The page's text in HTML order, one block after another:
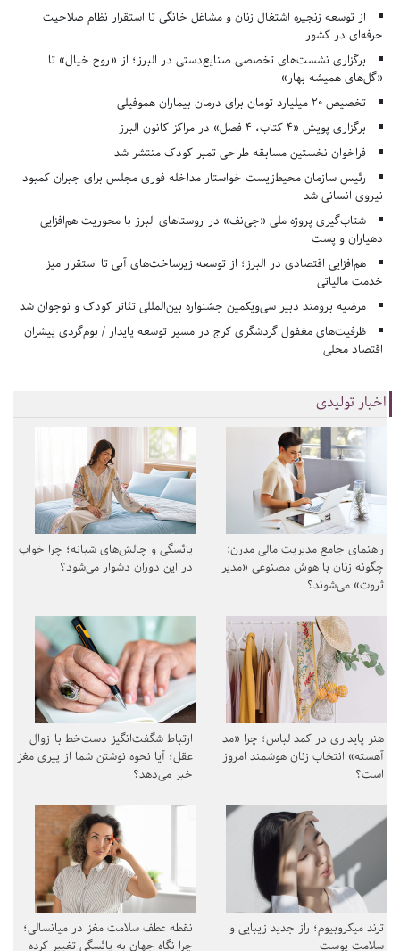
از توسعه زنجیره اشتغال زنان و مشاغل خانگی تا استقرار نظام صلاحیت
حرفه‌ای در کشور
برگزاری نشست‌های تخصصی صنایع‌دستی در البرز؛ از «روح خیال» تا
«گل‌های همیشه بهار»
تخصیص ۲۰ میلیارد تومان برای درمان بیماران هموفیلی
برگزاری پویش «۴ کتاب، ۴ فصل» در مراکز کانون البرز
فراخوان نخستین مسابقه طراحی تمبر کودک منتشر شد
رئیس سازمان محیط‌زیست خواستار مداخله فوری مجلس برای جبران کمبود
نیروی انسانی شد
شتاب‌گیری پروژه ملی «جی‌نف» در روستاهای البرز با محوریت هم‌افزایی
دهیاران و پست
هم‌افزایی اقتصادی در البرز؛ از توسعه زیرساخت‌های آبی تا استقرار میز
خدمت مالیاتی
مرضیه برومند دبیر سی‌ویکمین جشنواره بین‌المللی تئاتر کودک و نوجوان شد
ظرفیت‌های مغفول گردشگری کرج در مسیر توسعه پایدار / بوم‌گردی پیشران
اقتصاد محلی
اخبار تولیدی
راهنمای جامع مدیریت مالی مدرن:
چگونه زنان با هوش مصنوعی «مدیر
ثروت» می‌شوند؟
یائسگی و چالش‌های شبانه؛ چرا خواب
در این دوران دشوار می‌شود؟
هنر پایداری در کمد لباس؛ چرا «مد
آهسته» انتخاب زنان هوشمند امروز
است؟
ارتباط شگفت‌انگیز دست‌خط با زوال
عقل؛ آیا نحوه نوشتن شما از پیری مغز
خبر می‌دهد؟
ترند میکروبیوم؛ راز جدید زیبایی و
سلامت پوست
نقطه عطف سلامت مغز در میانسالی؛
چرا نگاه جهان به یائسگی تغییر کرده